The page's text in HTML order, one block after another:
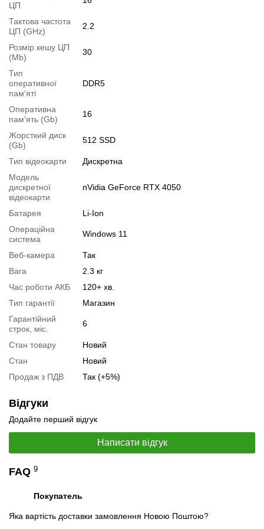
Можлива модифікація:
1.Збільшення об'єму RAM
2.Збільшення розміру HDD
Ви можете розширити строк гарантії на
Можлива також комплектація
Для цього додайте в корзину відповідну позицію з розділу
"Аксесуари
" разом з основним товаром.
Специфікація процесора:Intel Core i7-14650HX
Тестування процесора:
Специфікація відеокарти:nVidia GeForce RTX 4050
Тестування відеокарти:
📧Запит оптової ціни
Слідкувати в Instagram
Слідкувати на Facebook
ЦП
Тактова частота
ЦП (GHz)
2.2
Розмір кешу ЦП
(Mb)
30
Тип
оперативної
пам'яті
DDR5
Оперативна
пам'ять (Gb)
16
Жорсткий диск
(Gb)
512 SSD
Тип відеокарти
Дискретна
Модель
дискретної
відеокарти
nVidia GeForce RTX 4050
Батарея
Li-Ion
Операційна
система
Windows 11
Веб-камера
Так
Вага
2.3 кг
Час роботи АКБ
120+ хв.
Тип гарантії
Магазин
Гарантійний
строк, міс.
6
Стан товару
Новий
Стан
Новий
Продаж з ПДВ
Так (+5%)
Відгуки
Додайте перший відгук
Написати відгук
FAQ 9
Покупатель
Яка вартість доставки замовлення Новою Поштою?